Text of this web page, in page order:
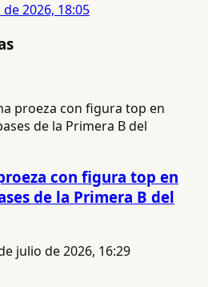
2026, 18:05
con figura top en
de la Primera B del
julio de 2026, 16:29